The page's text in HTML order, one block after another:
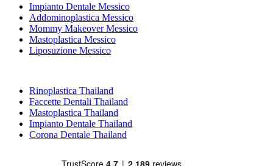
Impianto Dentale Messico
Addominoplastica Messico
Mommy Makeover Messico
Mastoplastica Messico
Liposuzione Messico
Rinoplastica Thailand
Faccette Dentali Thailand
Mastoplastica Thailand
Impianto Dentale Thailand
Corona Dentale Thailand